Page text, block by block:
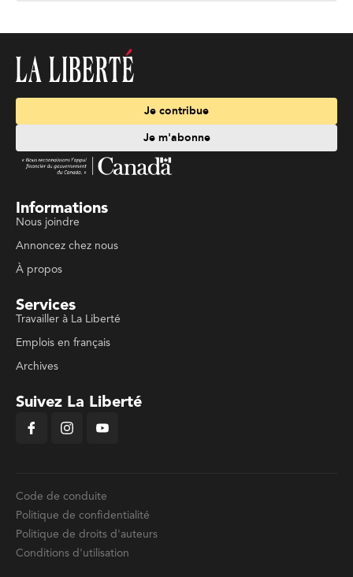
Je contribue
Je m'abonne
Informations
Nous joindre
Annoncez chez nous
À propos
Services
Travailler à La Liberté
Emplois en français
Archives
Suivez La Liberté
Code de conduite
Politique de confidentialité
Politique de droits d'auteurs
Conditions d'utilisation